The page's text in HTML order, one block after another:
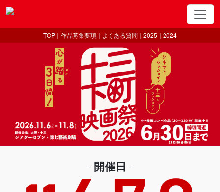
TOP ｜ 作品募集要項 ｜ よくある質問 ｜ 2025 ｜ 2024
- 開催日 -